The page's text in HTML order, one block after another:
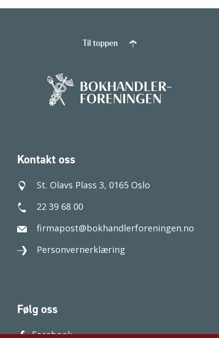
Kontakt oss
St. Olavs Plass 3, 0165 Oslo
22 39 68 00
firmapost@bokhandlerforeningen.no
Personvernerklæring
Følg oss
Facebook
Til toppen